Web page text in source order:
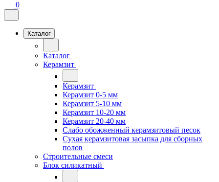
0
Каталог
Каталог
Керамзит
Керамзит
Керамзит 0-5 мм
Керамзит 5-10 мм
Керамзит 10-20 мм
Керамзит 20-40 мм
Слабо обожженный керамзитовый песок
Сухая керамзитовая засыпка для сборных
полов
Строительные смеси
Блок силикатный